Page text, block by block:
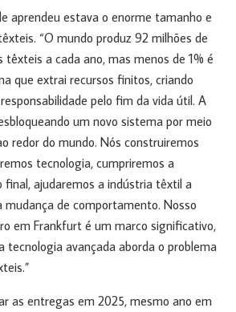
aprendeu estava o enorme tamanho e
“O mundo produz 92 milhões de
têxteis a cada ano, mas menos de 1% é
que extrai recursos finitos, criando
pelo fim da vida útil. A
um novo sistema por meio
redor do mundo. Nós construiremos
tecnologia, cumpriremos a
final, ajudaremos a indústria têxtil a
mudança de comportamento. Nosso
em Frankfurt é um marco significativo,
tecnologia avançada aborda o problema
as entregas em 2025, mesmo ano em